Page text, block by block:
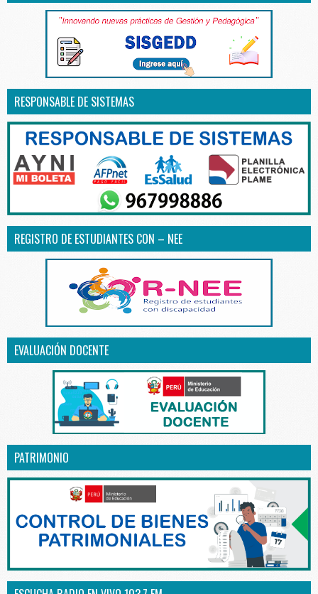
RESPONSABLE DE SISTEMAS
REGISTRO DE ESTUDIANTES CON – NEE
EVALUACIÓN DOCENTE
PATRIMONIO